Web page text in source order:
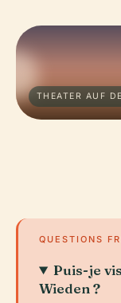
THEATER AUF
QUESTIONS
Puis-je
Wieden ?